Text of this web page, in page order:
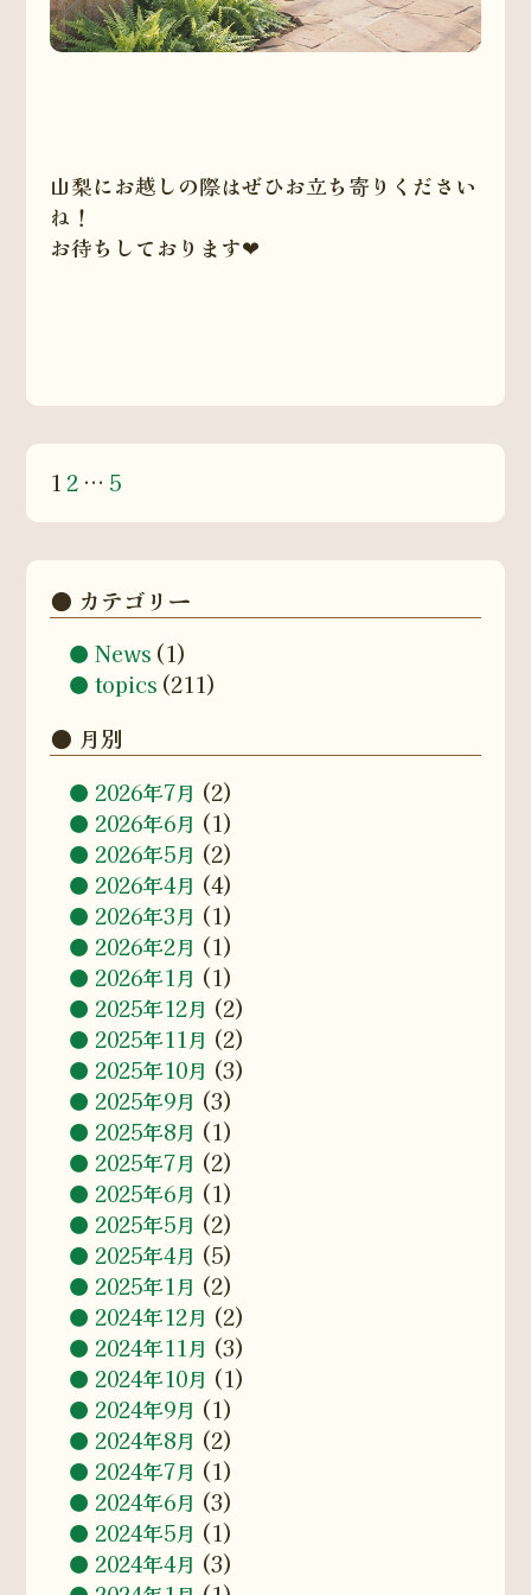
山梨にお越しの際はぜひお立ち寄りください
ね！
お待ちしております❤
1 2 … 5
カテゴリー
News (1)
topics (211)
月別
2026年7月 (2)
2026年6月 (1)
2026年5月 (2)
2026年4月 (4)
2026年3月 (1)
2026年2月 (1)
2026年1月 (1)
2025年12月 (2)
2025年11月 (2)
2025年10月 (3)
2025年9月 (3)
2025年8月 (1)
2025年7月 (2)
2025年6月 (1)
2025年5月 (2)
2025年4月 (5)
2025年1月 (2)
2024年12月 (2)
2024年11月 (3)
2024年10月 (1)
2024年9月 (1)
2024年8月 (2)
2024年7月 (1)
2024年6月 (3)
2024年5月 (1)
2024年4月 (3)